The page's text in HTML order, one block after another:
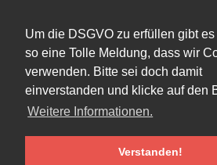
Um die DSGVO zu erfüllen gibt
so eine Tolle Meldung, dass wir
verwenden. Bitte sei doch damit
einverstanden und klicke auf den
Weitere Informationen.
Verstanden!